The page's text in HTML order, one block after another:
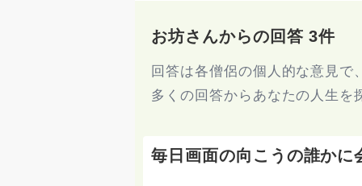
お坊さんからの回答 3件
回答は各僧侶の個人的な意見で
多くの回答からあなたの人生を
毎日画面の向こうの誰かに